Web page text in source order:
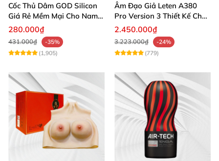
Cốc Thủ Dâm GOD Silicon
Giá Rẻ Mềm Mại Cho Nam
Giới
280.000₫
431.000₫
-35%
(1,905)
Âm Đạo Giả Leten A380
Pro Version 3 Thiết Kế Chân
Thực
2.450.000₫
3.223.000₫
-24%
(779)